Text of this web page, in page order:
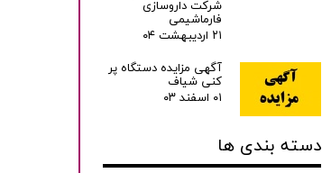
شرکت داروسازی
فارماشیمی
۲۱ اردیبهشت ۰۴
آگهی مزایده دستگاه پر
کنی شیاف
۰۱ اسفند ۰۳
دسته بندی ها